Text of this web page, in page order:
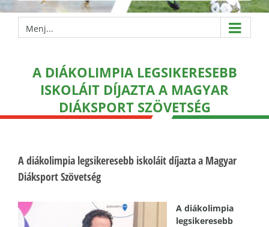
Menj...
A DIÁKOLIMPIA LEGSIKERESEBB
ISKOLÁIT DÍJAZTA A MAGYAR
DIÁKSPORT SZÖVETSÉG
A diákolimpia legsikeresebb iskoláit díjazta a Magyar
Diáksport Szövetség
A diákolimpia
legsikeresebb